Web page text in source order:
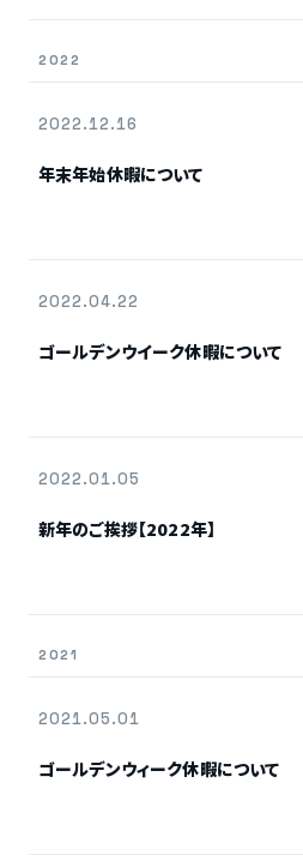
2022
2022.12.16
年末年始休暇について
2022.04.22
ゴールデンウイーク休暇について
2022.01.05
新年のご挨拶【2022年】
2021
2021.05.01
ゴールデンウィーク休暇について